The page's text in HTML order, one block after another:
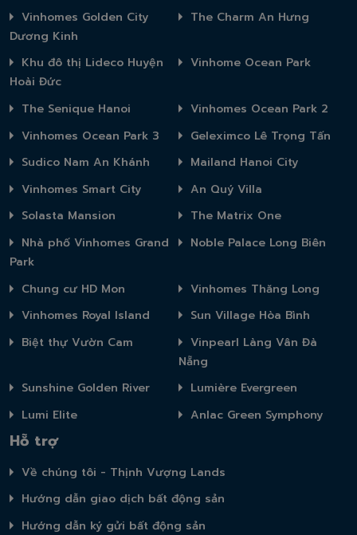
Vinhomes Golden City
Dương Kinh
The Charm An Hưng
Khu đô thị Lideco Huyện
Hoài Đức
Vinhome Ocean Park
The Senique Hanoi
Vinhomes Ocean Park 2
Vinhomes Ocean Park 3
Geleximco Lê Trọng Tấn
Sudico Nam An Khánh
Mailand Hanoi City
Vinhomes Smart City
An Quý Villa
Solasta Mansion
The Matrix One
Nhà phố Vinhomes Grand
Park
Noble Palace Long Biên
Chung cư HD Mon
Vinhomes Thăng Long
Vinhomes Royal Island
Sun Village Hòa Bình
Biệt thự Vườn Cam
Vinpearl Làng Vân Đà
Nẵng
Sunshine Golden River
Lumière Evergreen
Lumi Elite
Anlac Green Symphony
Hỗ trợ
Về chúng tôi - Thịnh Vượng Lands
Hướng dẫn giao dịch bất động sản
Hướng dẫn ký gửi bất động sản